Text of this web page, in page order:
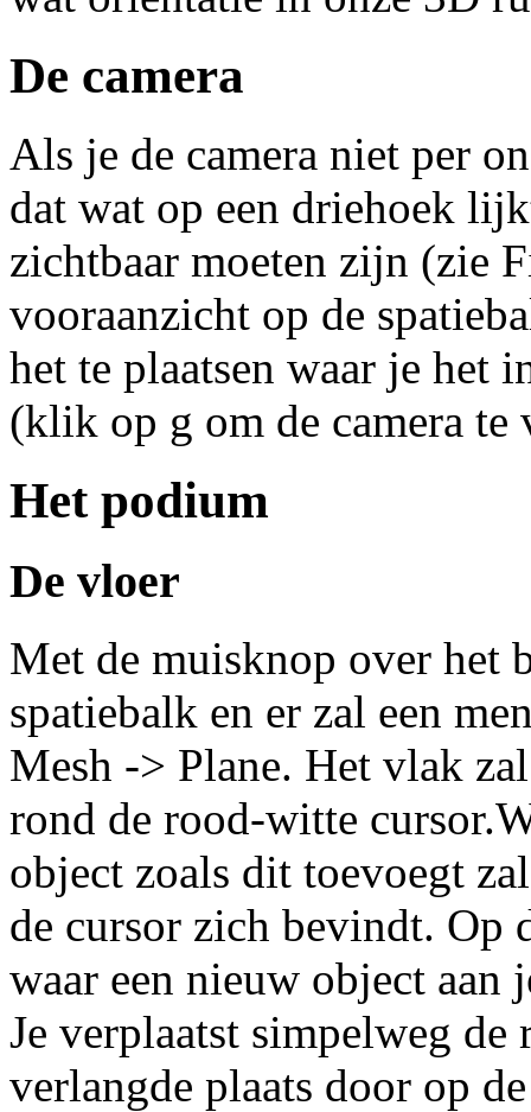
De camera
Als je de camera niet per
dat wat op een driehoek
zichtbaar moeten zijn (zie
vooraanzicht op de
het te plaatsen waar je het
(klik op g om de camera te
Het podium
De vloer
Met de muisknop over het
spatiebalk en er zal een
Mesh -> Plane. Het vlak
rond de rood-witte
object zoals dit toevoegt
de cursor zich bevindt. Op
waar een nieuw object aan
Je verplaatst simpelweg
verlangde plaats door op